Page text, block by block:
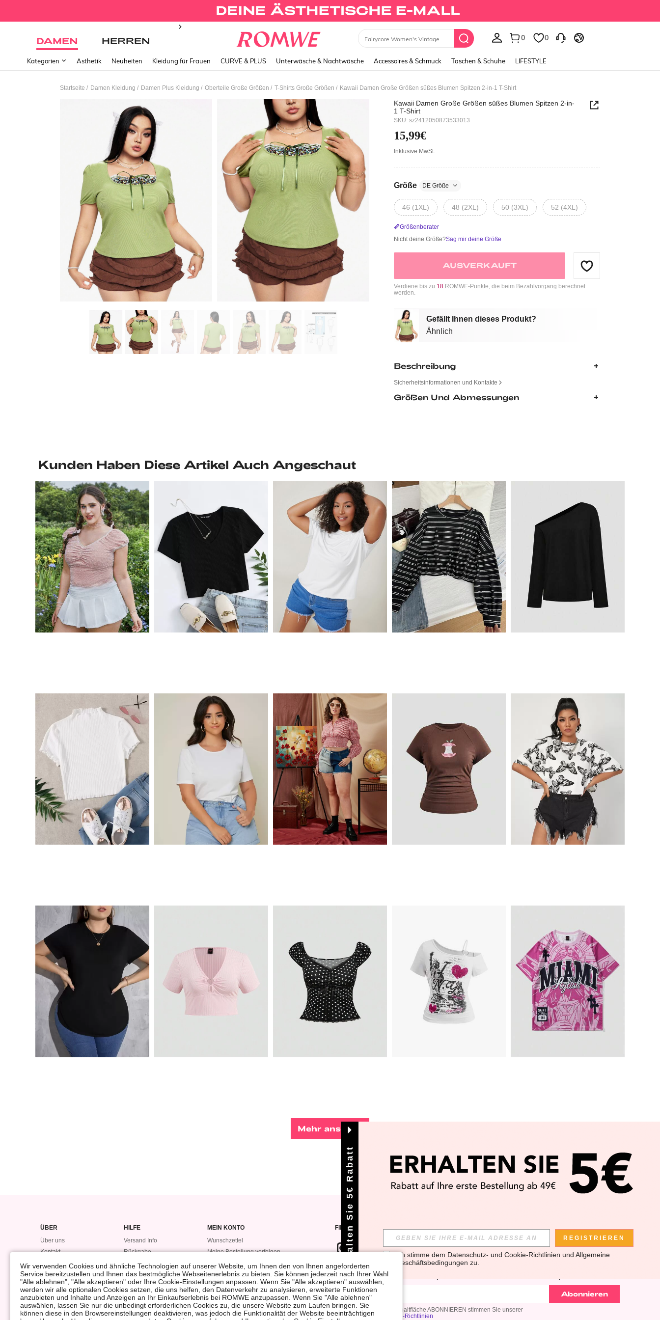
DAMEN HERREN 0
Kategorien Ästhetik Neuheiten Kleidung für Frauen CURVE & PLUS Unterwäsche & Nachtwäsche Accessoires & Schmuck Taschen & Schuhe LIFESTYLE
Startseite / Damen Kleidung / Damen Plus Kleidung / Oberteile Große Größen / T-Shirts Große Größen / Kawaii Damen Große Größen süßes Blumen Spitzen 2-in-1 T-Shirt
Kawaii Damen Große Größen süßes Blumen Spitzen 2-in-
1 T-Shirt
SKU: sz2412050873533013
15,99€
Inklusive MwSt.
Größe DE Größe
46 (1XL) 48 (2XL) 50 (3XL) 52 (4XL)
Größenberater
Nicht deine Größe?Sag mir deine Größe
AUSVERKAUFT
Verdiene bis zu 18 ROMWE-Punkte, die beim Bezahlvorgang berechnet
werden.
Gefällt Ihnen dieses Produkt?
Ähnlich
Beschreibung
Sicherheitsinformationen und Kontakte
Größen Und Abmessungen
Kunden Haben Diese Artikel Auch Angeschaut
Mehr ansehen
ÜBER
Über uns
Kontakt
Datensicherheitsvorfall
HILFE
Versand Info
Rückgabe
Bestellung
Bonuspunkte
Rückerstattung
MEIN KONTO
Wunschzettel
Meine Bestellung verfolgen
Meine Bestellungen
#LOVEROMWE
FINDEN SIE UNS AUF APP
WENN DU DICH FÜR UNSEREN NEWSLETTER ANMELDEST, KANNST DU DIE NEUESTEN TRENDS
VOR ALLEN ANDEREN ERFAHREN (DU KANNST DICH JEDERZEIT ABMELDEN).
Durch Klicken auf die Schaltfläche ABONNIEREN stimmen Sie unserer
Datenschutz- und Cookie-Richtlinien
Abonnieren
Wir verwenden Cookies und ähnliche Technologien auf unserer Website, um Ihnen den von Ihnen angeforderten
Service bereitzustellen und Ihnen das bestmögliche Webseitenerlebnis zu bieten. Sie können jederzeit nach Ihrer Wahl
"Alle ablehnen", "Alle akzeptieren" oder Ihre Cookie-Einstellungen anpassen. Wenn Sie "Alle akzeptieren" auswählen,
werden wir alle optionalen Cookies setzen, die uns helfen, den Datenverkehr zu analysieren, erweiterte Funktionen
anzubieten und Inhalte und Anzeigen an Ihr Einkaufserlebnis bei ROMWE anzupassen. Wenn Sie "Alle ablehnen"
auswählen, lassen Sie nur die unbedingt erforderlichen Cookies zu, die unsere Website zum Laufen bringen. Sie
können diese in den Browsereinstellungen deaktivieren, was jedoch die Funktionalität der Website beeinträchtigen
Erhalten Sie 5€ Rabatt REGISTRIEREN
Ich stimme dem Datenschutz- und Cookie-Richtlinien und Allgemeine
Geschäftsbedingungen zu.